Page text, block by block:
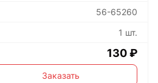
56-65260
1 шт.
130 ₽
Заказать